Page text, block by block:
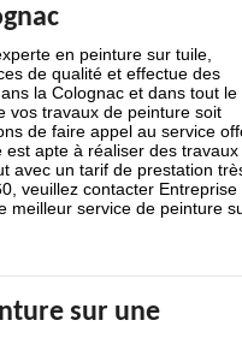
en peinture sur tuile,
de qualité et effectue des
la Colognac et dans tout le
vos travaux de peinture soit
de faire appel au service
est apte à réaliser des travaux
avec un tarif de prestation
veuillez contacter Entreprise
meilleur service de peinture
sur une